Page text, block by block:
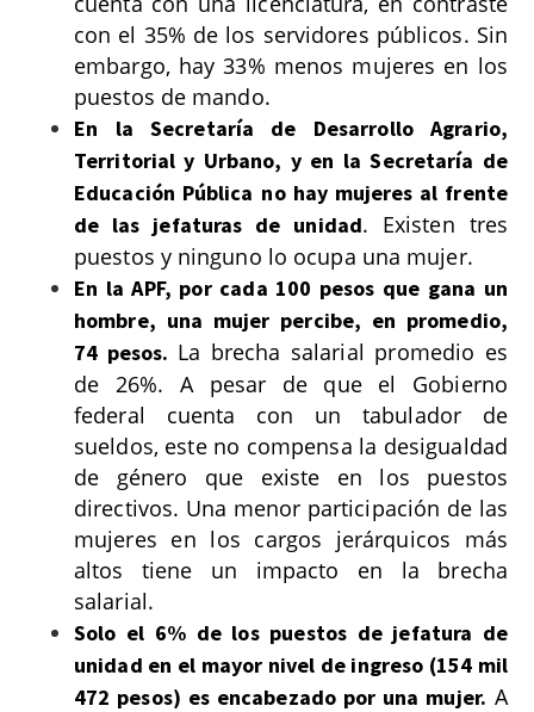
con el 35% de los servidores públicos. Sin
embargo, hay 33% menos mujeres en los
puestos de mando.
En la Secretaría de Desarrollo Agrario,
Territorial y Urbano, y en la Secretaría de
Educación Pública no hay mujeres al frente
de las jefaturas de unidad. Existen tres
puestos y ninguno lo ocupa una mujer.
En la APF, por cada 100 pesos que gana un
hombre, una mujer percibe, en promedio,
74 pesos. La brecha salarial promedio es
de 26%. A pesar de que el Gobierno
federal cuenta con un tabulador de
sueldos, este no compensa la desigualdad
de género que existe en los puestos
directivos. Una menor participación de las
mujeres en los cargos jerárquicos más
altos tiene un impacto en la brecha
salarial.
Solo el 6% de los puestos de jefatura de
unidad en el mayor nivel de ingreso (154 mil
472 pesos) es encabezado por una mujer. A